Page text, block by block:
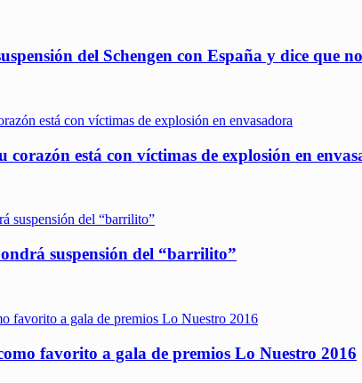
del Schengen con España y dice que
corazón está con víctimas de explosión en
suspensión del “barrilito”
favorito a gala de premios Lo Nuestro 2016